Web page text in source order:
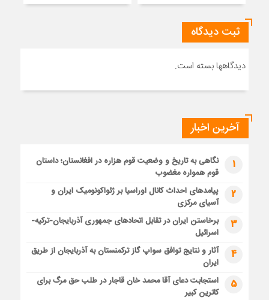
ثبت دیدگاه
دیدگاهها بسته است.
آخرین اخبار
1
نگاهی به تاریخ و وضعیت قوم هزاره در افغانستان؛ داستان
قوم همواره مغضوب
2
پیامدهای احداث کانال اوراسیا بر ژئواکونومیک ایران و
آسیای مرکزی
3
برخاستن ایران در تقابل اتحادهای جمهوری آذربایجان-ترکیه-
اسرائیل
4
آثار و نتایج توافق سواپ گاز ترکمنستان به آذربایجان از طریق
ایران
5
استجابت دعای آقا محمد خان قاجار در طلب حق مرگ برای
کاترین کبیر